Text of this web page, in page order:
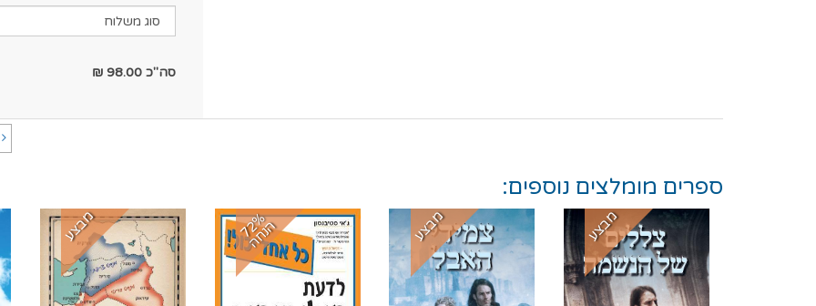
סה"כ 98.00
₪
ספרים מומלצים נוספים:
מבצע מבצע 7
2
%
ה
נ
ח
ה מבצע